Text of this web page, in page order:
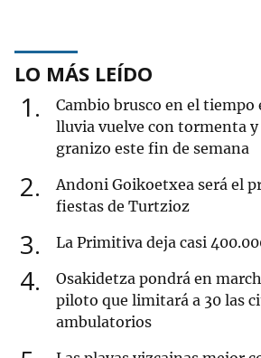
LO MÁS LEÍDO
1
Cambio brusco en el tiempo
lluvia vuelve con tormenta
granizo este fin de semana
2
Andoni Goikoetxea será el
fiestas de Turtzioz
3 La Primitiva deja casi
4
Osakidetza pondrá en
piloto que limitará a 30 las
ambulatorios